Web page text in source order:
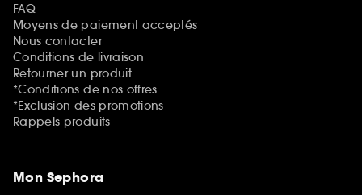
FAQ
Moyens de paiement acceptés
Nous contacter
Conditions de livraison
Retourner un produit
*Conditions de nos offres
*Exclusion des promotions
Rappels produits
Mon Sephora